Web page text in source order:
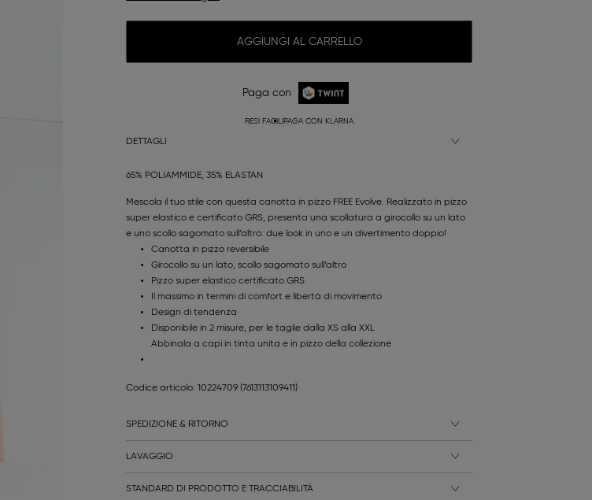
AGGIUNGI AL CARRELLO
Paga con
RESI FACILI PAGA CON KLARNA
DETTAGLI
65% POLIAMMIDE, 35% ELASTAN
Mescola il tuo stile con questa canotta in pizzo FREE Evolve. Realizzato in pizzo
super elastico e certificato GRS, presenta una scollatura a girocollo su un lato
e uno scollo sagomato sull’altro: due look in uno e un divertimento doppio!
Canotta in pizzo reversibile
Girocollo su un lato, scollo sagomato sull’altro
Pizzo super elastico certificato GRS
Il massimo in termini di comfort e libertà di movimento
Design di tendenza
Disponibile in 2 misure, per le taglie dalla XS alla XXL
Abbinala a capi in tinta unita e in pizzo della collezione
Codice articolo: 10224709 (7613113109411)
SPEDIZIONE & RITORNO
LAVAGGIO
STANDARD DI PRODOTTO E TRACCIABILITÀ